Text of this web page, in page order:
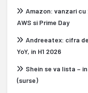
Amazon: vanzari cu
AWS si Prime Day
Andreeatex: cifra
YoY, in H1 2026
Shein se va lista –
(surse)